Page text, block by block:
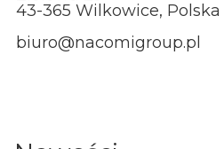
43-365 Wilkowice, Polska
biuro@nacomigroup.pl